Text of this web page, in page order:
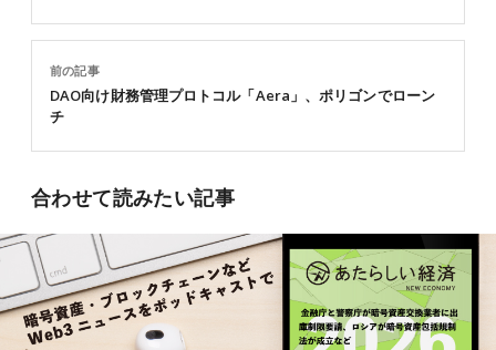
前の記事
DAO向け財務管理プロトコル「Aera」、ポリゴンでローン
チ
合わせて読みたい記事